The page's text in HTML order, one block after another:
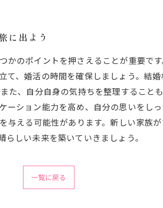
に出よう
のポイントを押さえることが重要で
、婚活の時間を確保しましょう。結
た、自分自身の気持ちを整理すること
ション能力を高め、自分の思いをし
与える可能性があります。新しい家族
しい未来を築いていきましょう。
一覧に戻る